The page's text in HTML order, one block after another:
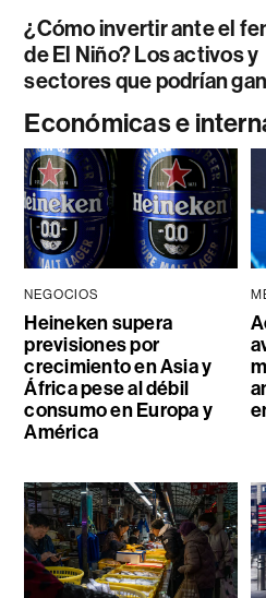
¿Cómo invertir ante el
de El Niño? Los activos y
sectores que podrían
Económicas e
NEGOCIOS
Heineken supera
previsiones por
crecimiento en Asia y
África pese al débil
consumo en Europa y
América